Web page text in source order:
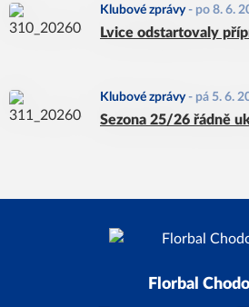
Klubové zprávy- po 8. 6.
Lvice odstartovaly
Klubové zprávy- pá 5. 6.
Sezona 25/26 řádně
Florbal